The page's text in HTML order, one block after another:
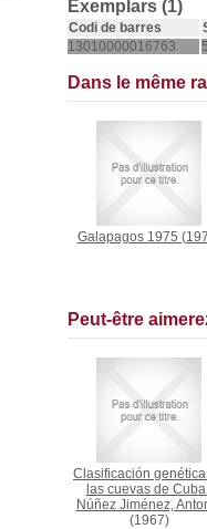
Exemplars (1)
Codi de barres
13010000016763
Dans le même
Galapagos 1975
Peut-être
Clasificación
las cuevas de Cuba
Núñez Jiménez,
(1967)